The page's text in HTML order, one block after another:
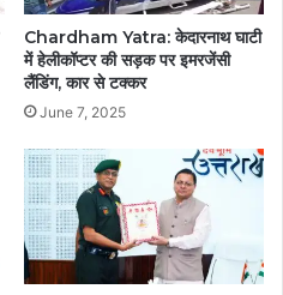
Chardham Yatra: केदारनाथ घाटी
में हेलीकॉप्टर की सड़क पर इमरजेंसी
लैंडिंग, कार से टक्कर
June 7, 2025